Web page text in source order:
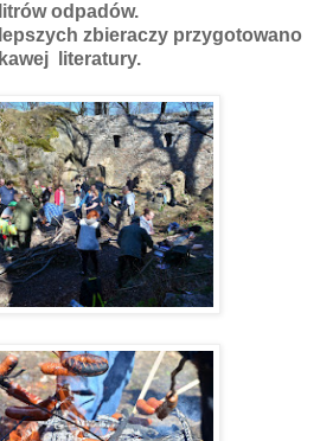
odpadów.
zbieraczy przygotowano
literatury.